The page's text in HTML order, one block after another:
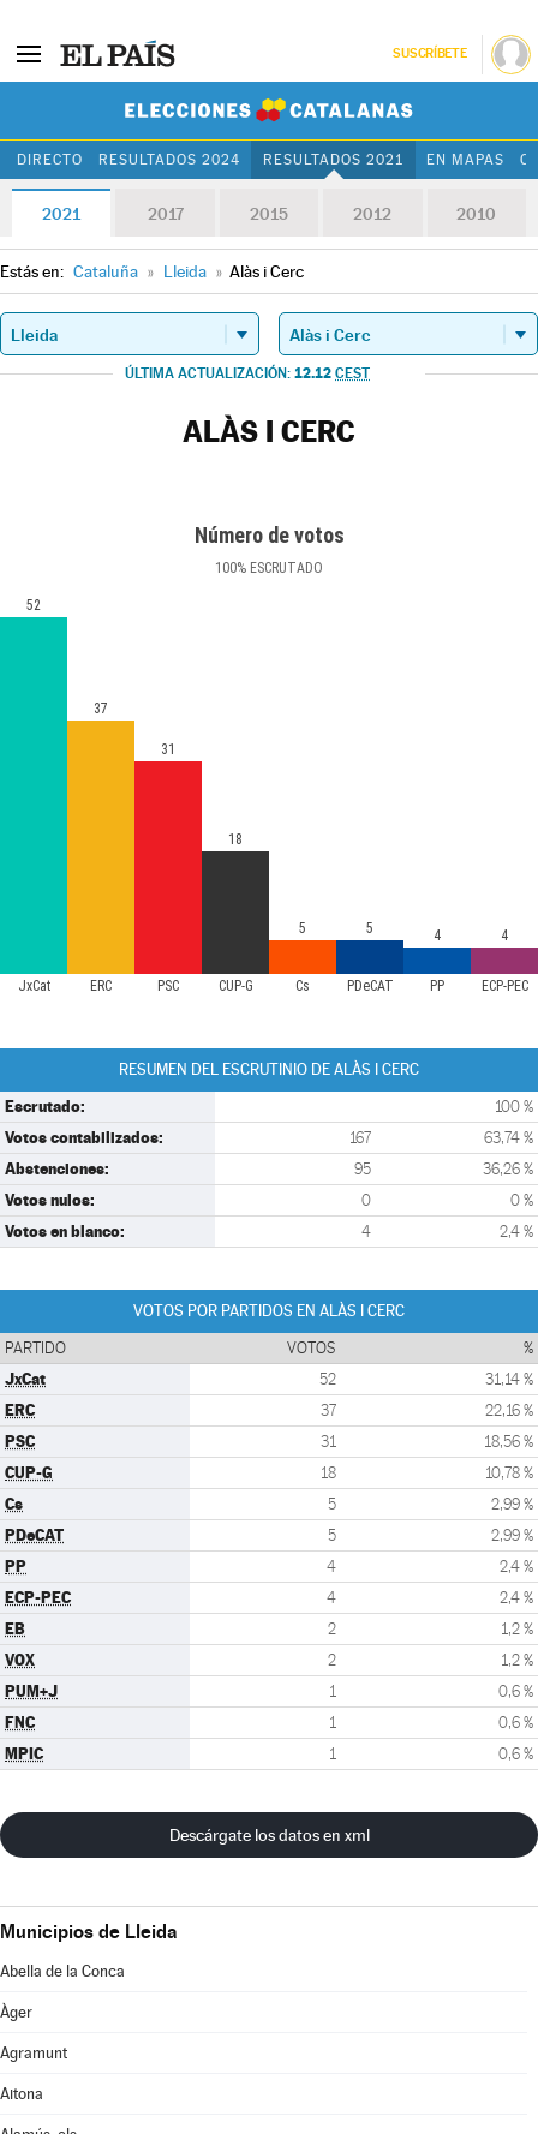
SUSCRÍBETE
DIRECTO RESULTADOS 2024 RESULTADOS 2021 EN MAPAS
2021 2017 2015 2012 2010
Estás en: Cataluña » Lleida » Alàs i Cerc
ÚLTIMA ACTUALIZACIÓN: 12.12 CEST
ALÀS I CERC
Número de votos
100% ESCRUTADO
JxCat ERC PSC CUP-G Cs PDeCAT PP ECP-PEC
52
37
31
18
5 5 4 4
RESUMEN DEL ESCRUTINIO DE ALÀS I CERC
Escrutado: 100 %
Votos contabilizados: 167 63,74 %
Abstenciones: 95 36,26 %
Votos nulos: 0 0 %
Votos en blanco: 4 2,4 %
VOTOS POR PARTIDOS EN ALÀS I CERC
PARTIDO VOTOS %
JxCat 52 31,14 %
ERC 37 22,16 %
PSC 31 18,56 %
CUP-G 18 10,78 %
Cs 5 2,99 %
PDeCAT 5 2,99 %
PP 4 2,4 %
ECP-PEC 4 2,4 %
EB 2 1,2 %
VOX 2 1,2 %
PUM+J 1 0,6 %
FNC 1 0,6 %
MPIC 1 0,6 %
Descárgate los datos en xml
Municipios de Lleida
Abella de la Conca
Àger
Agramunt
Aitona